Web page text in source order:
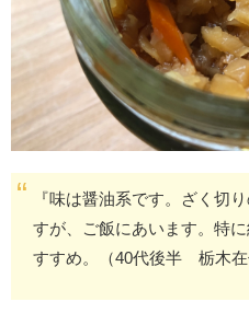
『味は醤油系です。ざく切
すが、ご飯にあいます。特
すすめ。（40代後半 栃木在